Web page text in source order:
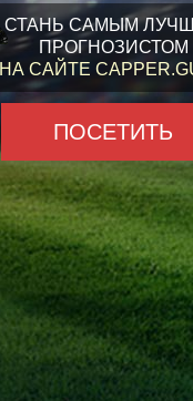
СТАНЬ САМЫМ
ПРОГНОЗИСТОМ
НА САЙТЕ
ПОСЕТИТЬ